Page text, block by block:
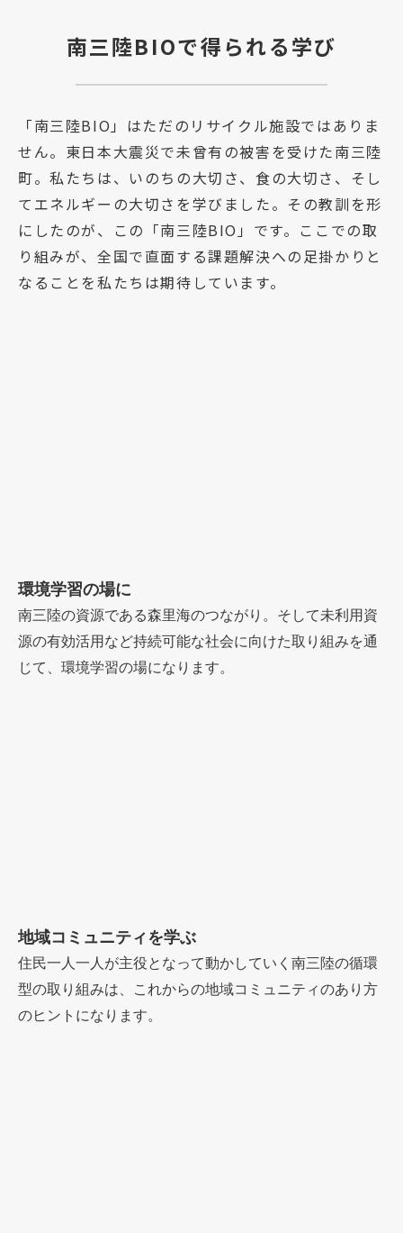
南三陸BIOで得られる学び
「南三陸BIO」はただのリサイクル施設ではありま
せん。東日本大震災で未曾有の被害を受けた南三陸
町。私たちは、いのちの大切さ、食の大切さ、そし
てエネルギーの大切さを学びました。その教訓を形
にしたのが、この「南三陸BIO」です。ここでの取
り組みが、全国で直面する課題解決への足掛かりと
なることを私たちは期待しています。
環境学習の場に
南三陸の資源である森里海のつながり。そして未利用資
源の有効活用など持続可能な社会に向けた取り組みを通
じて、環境学習の場になります。
地域コミュニティを学ぶ
住民一人一人が主役となって動かしていく南三陸の循環
型の取り組みは、これからの地域コミュニティのあり方
のヒントになります。